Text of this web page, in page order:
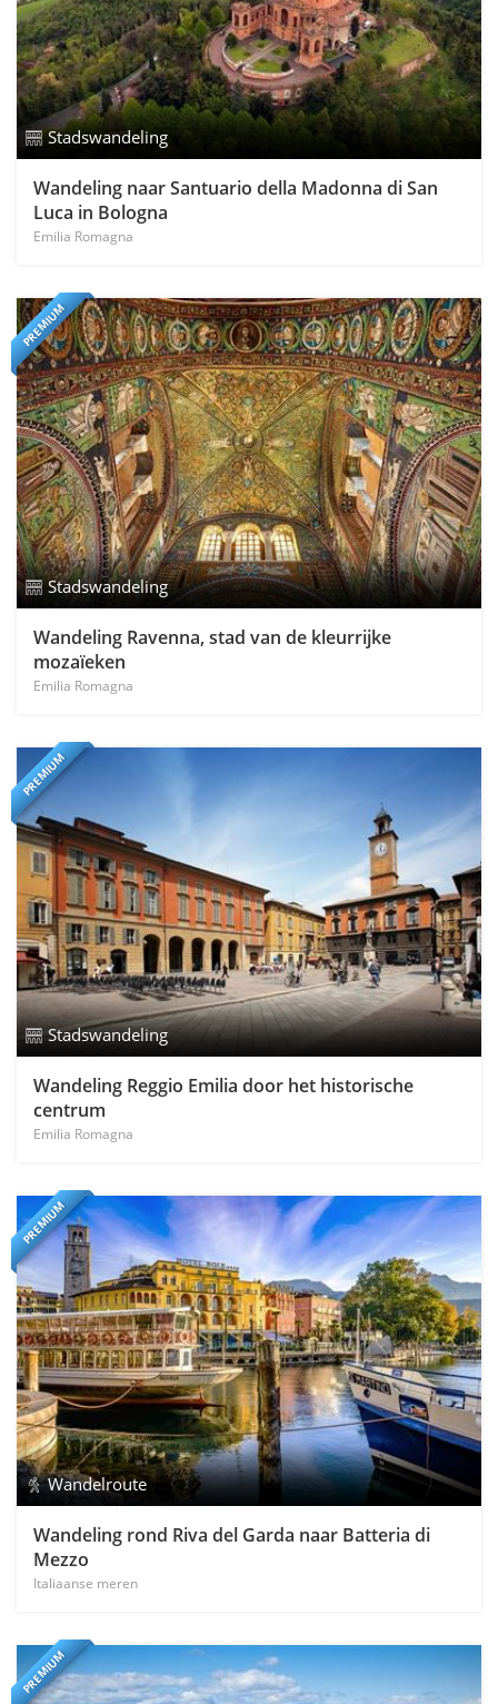
Stadswandeling
Wandeling naar Santuario della Madonna di San
Luca in Bologna
Emilia Romagna
PREMIUM
Stadswandeling
Wandeling Ravenna, stad van de kleurrijke
mozaïeken
Emilia Romagna
PREMIUM
Stadswandeling
Wandeling Reggio Emilia door het historische
centrum
Emilia Romagna
PREMIUM
Wandelroute
Wandeling rond Riva del Garda naar Batteria di
Mezzo
Italiaanse meren
PREMIUM